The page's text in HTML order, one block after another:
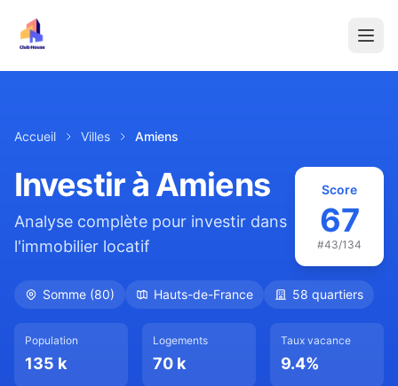
Accueil Villes Amiens
Investir à Amiens
Analyse complète pour investir dans
l'immobilier locatif
Score
67
#43/134
Somme (80) Hauts-de-France 58 quartiers
Population
135 k
Logements
70 k
Taux vacance
9.4%